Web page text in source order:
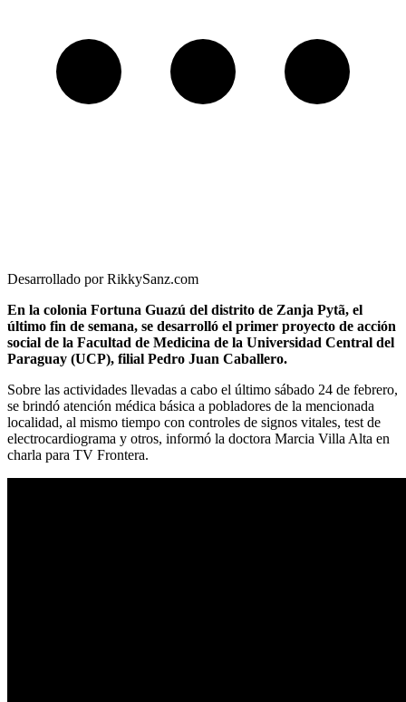
Desarrollado por RikkySanz.com
En la colonia Fortuna Guazú del distrito de Zanja Pytã, el
último fin de semana, se desarrolló el primer proyecto de acción
social de la Facultad de Medicina de la Universidad Central del
Paraguay (UCP), filial Pedro Juan Caballero.
Sobre las actividades llevadas a cabo el último sábado 24 de febrero,
se brindó atención médica básica a pobladores de la mencionada
localidad, al mismo tiempo con controles de signos vitales, test de
electrocardiograma y otros, informó la doctora Marcia Villa Alta en
charla para TV Frontera.